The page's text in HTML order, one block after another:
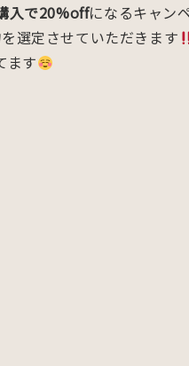
入で20%offになるキャン
選定させていただきます
ます